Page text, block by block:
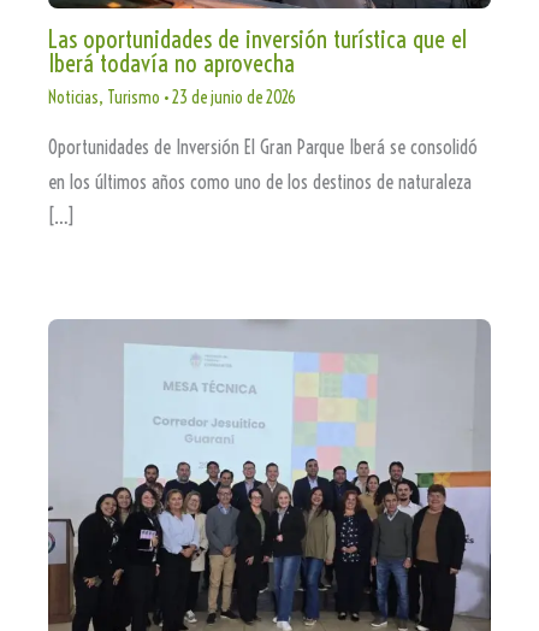
Las oportunidades de inversión turística que el
Iberá todavía no aprovecha
Noticias, Turismo •23 de junio de 2026
Oportunidades de Inversión El Gran Parque Iberá se consolidó
en los últimos años como uno de los destinos de naturaleza
[…]